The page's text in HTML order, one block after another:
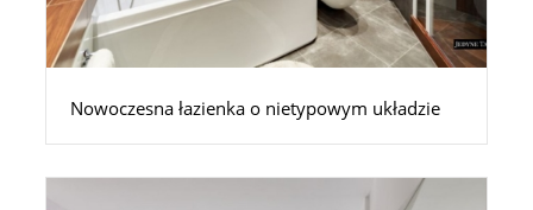
Nowoczesna łazienka o nietypowym układzie